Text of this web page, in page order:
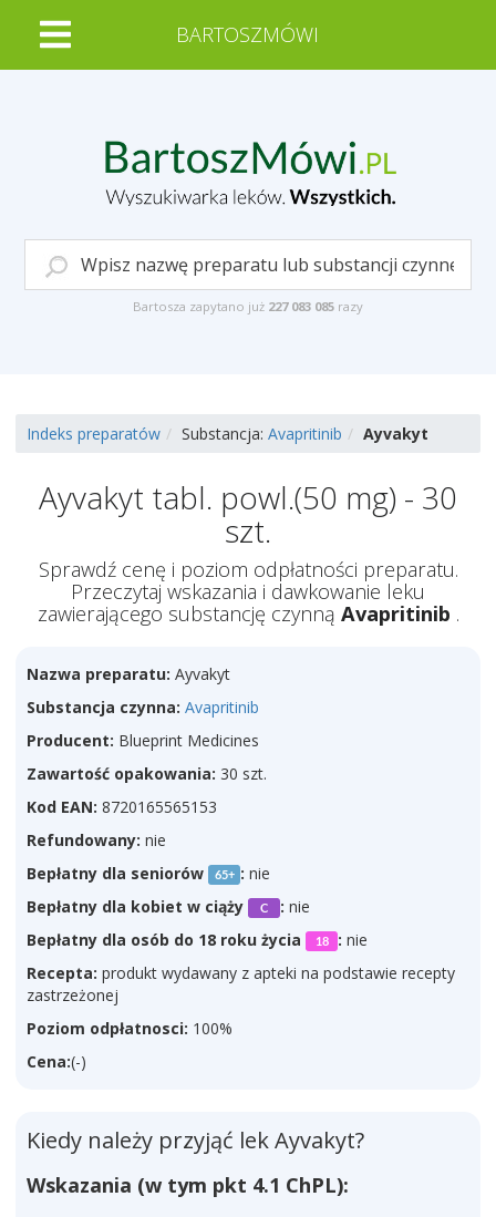
BARTOSZMÓWI
Bartosza zapytano już 227 083 085 razy
Indeks preparatów Substancja: Avapritinib Ayvakyt
Ayvakyt tabl. powl.(50 mg) - 30
szt.
Sprawdź cenę i poziom odpłatności preparatu.
Przeczytaj wskazania i dawkowanie leku
zawierającego substancję czynną Avapritinib .
Nazwa preparatu: Ayvakyt
Substancja czynna: Avapritinib
Producent: Blueprint Medicines
Zawartość opakowania: 30 szt.
Kod EAN: 8720165565153
Refundowany: nie
Bepłatny dla seniorów
65+ : nie
Bepłatny dla kobiet w ciąży
C : nie
Bepłatny dla osób do 18 roku życia
18 : nie
Recepta: produkt wydawany z apteki na podstawie recepty
zastrzeżonej
Poziom odpłatnosci: 100%
Cena:(-)
Kiedy należy przyjąć lek Ayvakyt?
Wskazania (w tym pkt 4.1 ChPL):